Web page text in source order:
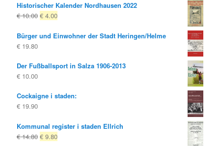
Historischer Kalender Nordhausen 2022
€10.00 Ursprungligt
var:
€ 4.00Nuvarande
är:
Bürger und Einwohner der Stadt Heringen/Helme
€ 19.80
Der Fußballsport in Salza 1906-2013
€ 10.00
Cockaigne i staden:
€ 19.90
Kommunal register i staden Ellrich
€14.80 Ursprungligt
€ 9.80Nuvarande